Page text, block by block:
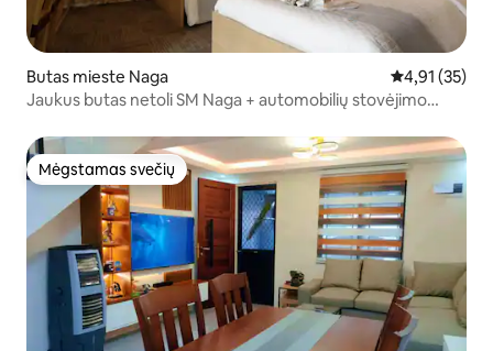
Butas mieste Naga Vidutinis
4,91 (35)
Jaukus butas netoli SM Naga + automobilių stovėjimo
Mėgstamas svečių
Mėgstamas svečių